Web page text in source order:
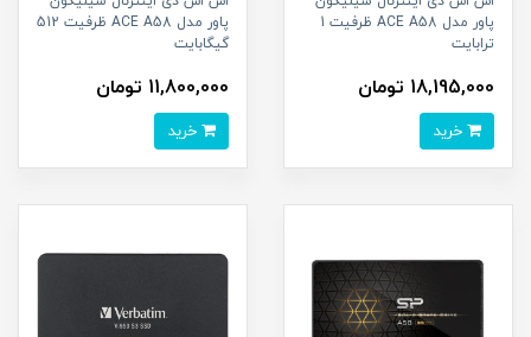
پاور مدل ACE A58 ظرفیت 1
ترابایت
18,195,000 تومان
پاور مدل ACE A58 ظرفیت 512
گیگابایت
11,800,000 تومان